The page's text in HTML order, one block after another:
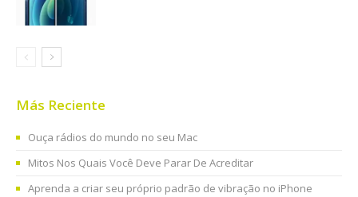
Más Reciente
Ouça rádios do mundo no seu Mac
Mitos Nos Quais Você Deve Parar De Acreditar
Aprenda a criar seu próprio padrão de vibração no iPhone